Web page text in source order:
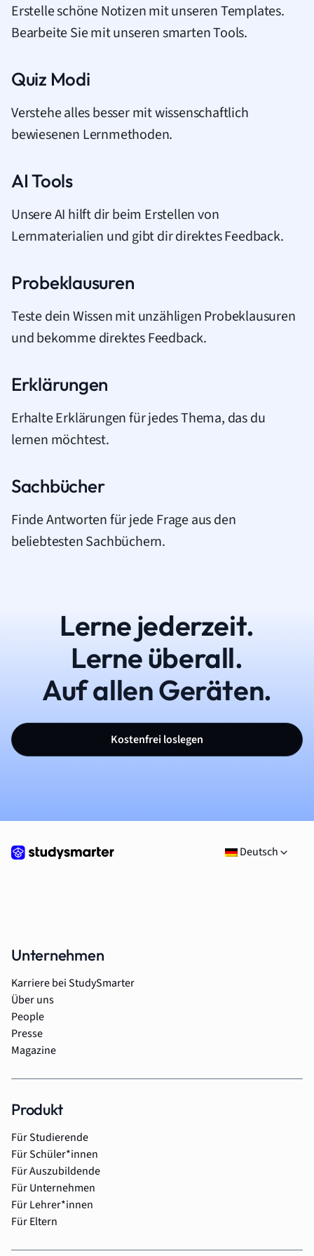
Erstelle schöne Notizen mit unseren Templates.
Bearbeite Sie mit unseren smarten Tools.
Quiz Modi
Verstehe alles besser mit wissenschaftlich
bewiesenen Lernmethoden.
AI Tools
Unsere AI hilft dir beim Erstellen von
Lernmaterialien und gibt dir direktes Feedback.
Probeklausuren
Teste dein Wissen mit unzähligen Probeklausuren
und bekomme direktes Feedback.
Erklärungen
Erhalte Erklärungen für jedes Thema, das du
lernen möchtest.
Sachbücher
Finde Antworten für jede Frage aus den
beliebtesten Sachbüchern.
Lerne jederzeit.
Lerne überall.
Auf allen Geräten.
Kostenfrei loslegen
Deutsch
Unternehmen
Karriere bei StudySmarter
Über uns
People
Presse
Magazine
Produkt
Für Studierende
Für Schüler*innen
Für Auszubildende
Für Unternehmen
Für Lehrer*innen
Für Eltern